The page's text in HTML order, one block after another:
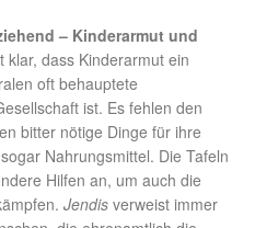
– Kinderarmut und
klar, dass Kinderarmut ein
oft behauptete
ist. Es fehlen den
bitter nötige Dinge für ihre
Nahrungsmittel. Die Tafeln
Hilfen an, um auch die
Jendis verweist immer